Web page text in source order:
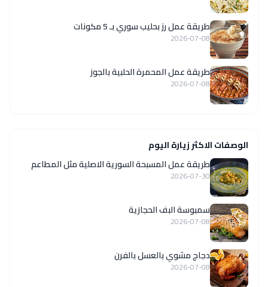
طريقة عمل رز بحليب سوري بـ 5 مكونات
2026-07-08
طريقة عمل المحمرة الحلبية بالجوز
2026-07-08
الوصفات الاكثر زيارة اليوم
‏طريقة عمل المسبحة السورية الاصلية مثل المطاعم
2026-07-30
سمبوسة البف الحجازية
2026-07-08
دجاج مشوي بالعسل بالفرن
2026-07-08